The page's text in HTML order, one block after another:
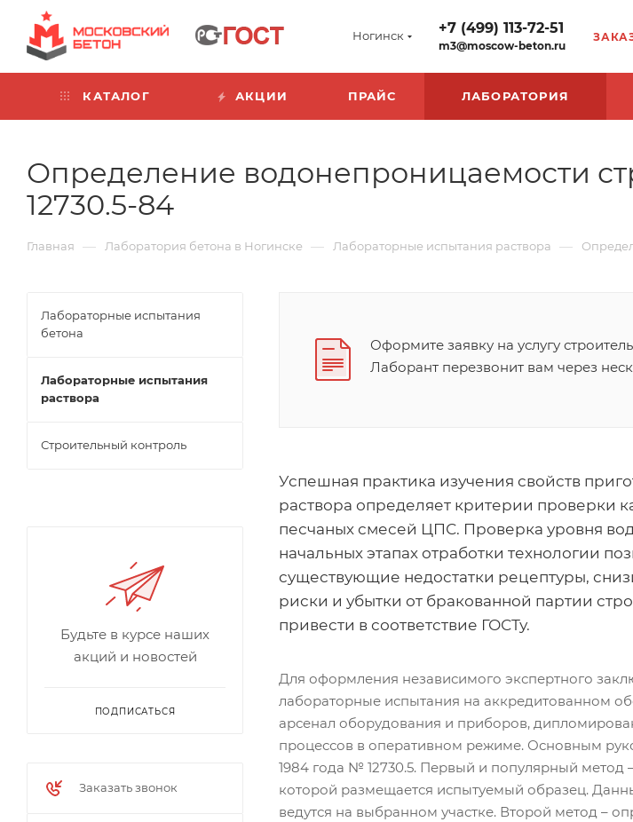
Ногинск +7 (499) 113-72-51
m3@moscow-beton.ru
КАТАЛОГ АКЦИИ ПРАЙС ЛАБОРАТОРИЯ
Определение водонепроницаемости
12730.5-84
Главная — Лаборатория бетона в Ногинске — Лабораторные испытания раствора —
Оформите заявку на услугу
Лаборант перезвонит вам через
Успешная практика изучения свойств
раствора определяет критерии проверки
песчаных смесей ЦПС. Проверка уровня
начальных этапах отработки технологии
существующие недостатки рецептуры,
риски и убытки от бракованной партии
привести в соответствие ГОСТу.
Для оформления независимого экспертного
лабораторные испытания на аккредитованном
арсенал оборудования и приборов,
процессов в оперативном режиме. Основным
1984 года № 12730.5. Первый и популярный метод
которой размещается испытуемый образец.
ведутся на выбранном участке. Второй метод –
Лабораторные испытания
бетона
Лабораторные испытания
раствора
Строительный контроль
Будьте в курсе наших
акций и новостей
ПОДПИСАТЬСЯ
Заказать звонок